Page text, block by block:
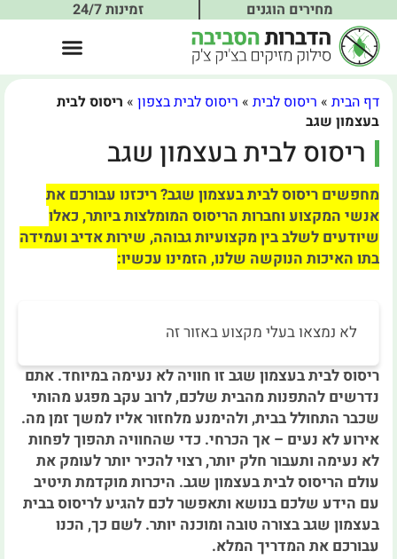
מחירים הוגנים זמינות 24/7
דף הבית » ריסוס לבית » ריסוס לבית בצפון » ריסוס לבית
בעצמון שגב
ריסוס לבית בעצמון שגב
מחפשים ריסוס לבית בעצמון שגב? ריכזנו עבורכם את
אנשי המקצוע וחברות הריסוס המומלצות ביותר, כאלו
שיודעים לשלב בין מקצועיות גבוהה, שירות אדיב ועמידה
בתו האיכות הנוקשה שלנו, הזמינו עכשיו:
לא נמצאו בעלי מקצוע באזור זה
ריסוס לבית בעצמון שגב זו חוויה לא נעימה במיוחד. אתם
נדרשים להתפנות מהבית שלכם, לרוב עקב מפגע מהותי
שכבר התחולל בבית, ולהימנע מלחזור אליו למשך זמן מה.
אירוע לא נעים – אך הכרחי. כדי שהחוויה תהפוך לפחות
לא נעימה ותעבור חלק יותר, רצוי להכיר יותר לעומק את
עולם הריסוס לבית בעצמון שגב. היכרות מוקדמת תיטיב
עם הידע שלכם בנושא ותאפשר לכם להגיע לריסוס בבית
בעצמון שגב בצורה טובה ומוכנה יותר. לשם כך, הכנו
עבורכם את המדריך המלא.